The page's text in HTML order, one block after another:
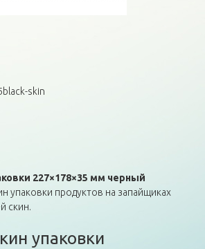
skin
227×178×35 мм черный
упаковки продуктов на запайщиках
скин.
упаковки